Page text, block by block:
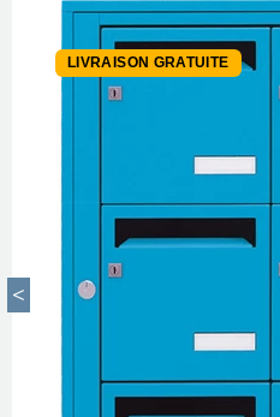
LIVRAISON GRATUITE